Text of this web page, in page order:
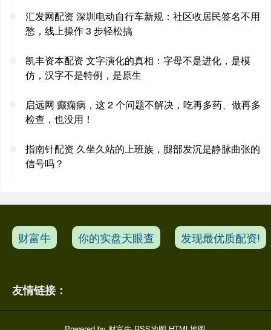
汇发网配资 深圳电动自行车新规：社区收居民签名不用
愁，线上操作 3 步轻松搞
凯丰资本配资 文字演化的真相：字母不是进化，是模
仿，汉字不是特例，是原生
启远网 癫痫病，这 2 个问题不解决，吃再多药、做再多
检查，也没用！
指南针配资 久坐久站的上班族，腿部发沉是静脉曲张的
信号吗？
财富牛 你的实盘天眼查 发现最优质配资!
友情链接：